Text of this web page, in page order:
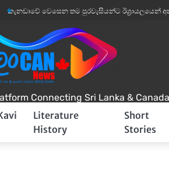
තම පුරවැසියන්ට ඊශ්‍රායලයෙන් අනතුරු අඟවීමක්.
Connecting Sri Lanka & Canada
Literature
History
Short
Stories